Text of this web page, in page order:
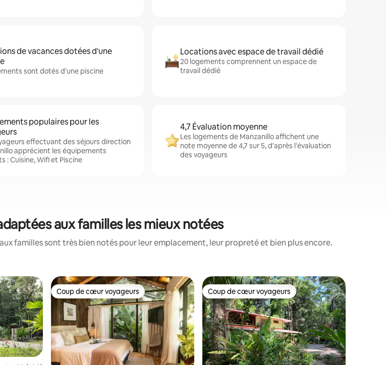
de vacances dotées d'une
sont dotés d'une piscine
Locations avec espace de travail dédié
20 logements comprennent un espace de
travail dédié
populaires pour les
effectuant des séjours direction
apprécient les équipements
: Cuisine, Wifi et Piscine
4,7 Évaluation moyenne
Les logements de Manzanillo affichent une
note moyenne de 4,7 sur 5, d'après l'évaluation
des voyageurs
aux familles les mieux notées
familles sont très bien notés pour leur emplacement, leur propreté et bien plus encore.
Coup de cœur voyageurs
Coup de cœur voyageurs Coup de cœur voyageurs
Coup de cœur voyageurs